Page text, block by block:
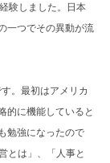
験しました。日本
一つでその異動が流
。最初はアメリカ
的に機能していると
勉強になったので
とは」、「人事と